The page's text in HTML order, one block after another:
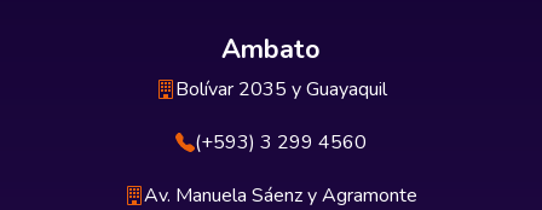
Ambato
Bolívar 2035 y Guayaquil
(+593) 3 299 4560
Av. Manuela Sáenz y Agramonte